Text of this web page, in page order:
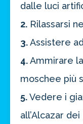
dalle luci
2. Rilassarsi
3.Assistere
4.Ammirare
moschee più
5.Vedere i
all’Alcazar